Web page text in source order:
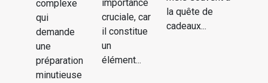
complexe
qui
demande
une
préparation
minutieuse
importance
cruciale, car
il constitue
un
élément...
la quête de
cadeaux...